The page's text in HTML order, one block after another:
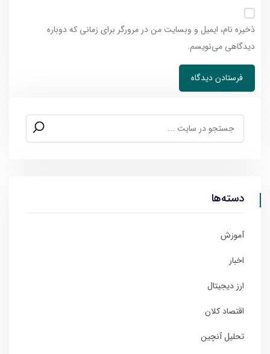
ذخیره نام، ایمیل و وبسایت من در مرورگر برای زمانی که دوباره
دیدگاهی می‌نویسم.
دسته‌ها
آموزش
اخبار
ارز دیجیتال
اقتصاد کلان
تحلیل آنچین